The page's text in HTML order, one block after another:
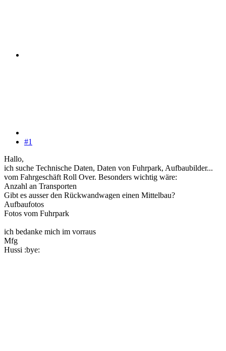
#1
Hallo,
ich suche Technische Daten, Daten von Fuhrpark, Aufbaubilder...
vom Fahrgeschäft Roll Over. Besonders wichtig wäre:
Anzahl an Transporten
Gibt es ausser den Rückwandwagen einen Mittelbau?
Aufbaufotos
Fotos vom Fuhrpark
ich bedanke mich im vorraus
Mfg
Hussi :bye: